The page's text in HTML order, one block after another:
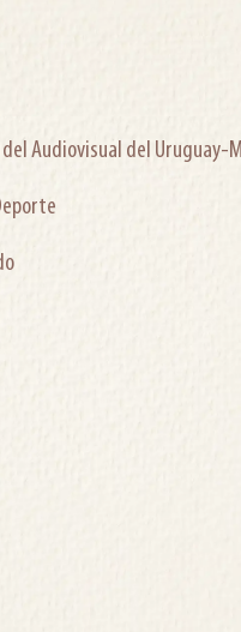
Audiovisual del Uruguay-